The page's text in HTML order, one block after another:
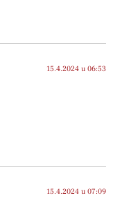
15.4.2024 u 06:53
15.4.2024 u 07:09